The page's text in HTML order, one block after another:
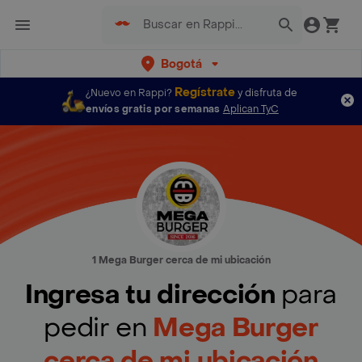
Bogotá
¿Nuevo en Rappi? Regístratey disfruta de
envíos gratis por semanas Aplican TyC
1 Mega Burger cerca de mi ubicación
Ingresa tu dirección para
pedir en Mega Burger